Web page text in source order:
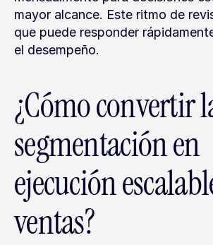
mayor alcance. Este ritmo de
que puede responder
el desempeño.
¿Cómo convertir
segmentación en
ejecución
ventas?